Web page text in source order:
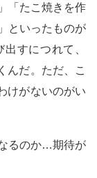
「たこ焼きを作
といったものが
すにつれて、
んだ。ただ、こ
けがないのがい
るのか…期待が